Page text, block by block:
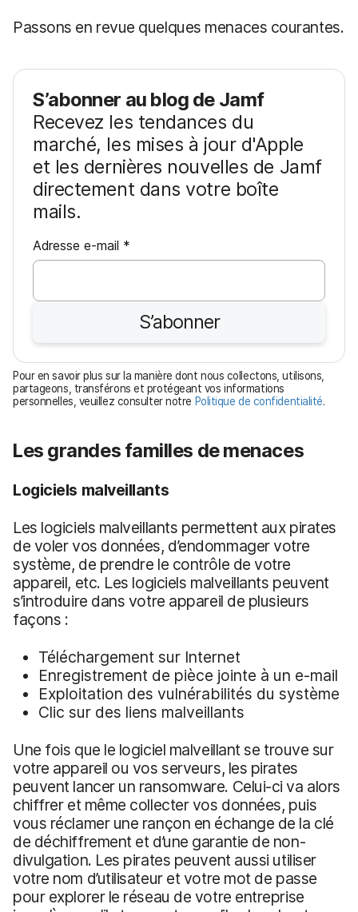
Passons en revue quelques menaces courantes.
S’abonner au blog de Jamf
Recevez les tendances du
marché, les mises à jour d'Apple
et les dernières nouvelles de Jamf
directement dans votre boîte
mails.
Adresse e-mail *O
b
i
a
t
o
i
e
S’abonner
Pour en savoir plus sur la manière dont nous collectons, utilisons,
partageons, transférons et protégeant vos informations
personnelles, veuillez consulter notre Politique de confidentialité.
Les grandes familles de menaces
Logiciels malveillants
Les logiciels malveillants permettent aux pirates
de voler vos données, d’endommager votre
système, de prendre le contrôle de votre
appareil, etc. Les logiciels malveillants peuvent
s’introduire dans votre appareil de plusieurs
façons :
Téléchargement sur Internet
Enregistrement de pièce jointe à un e-mail
Exploitation des vulnérabilités du système
Clic sur des liens malveillants
Une fois que le logiciel malveillant se trouve sur
votre appareil ou vos serveurs, les pirates
peuvent lancer un ransomware. Celui-ci va alors
chiffrer et même collecter vos données, puis
vous réclamer une rançon en échange de la clé
de déchiffrement et d’une garantie de non-
divulgation. Les pirates peuvent aussi utiliser
votre nom d’utilisateur et votre mot de passe
pour explorer le réseau de votre entreprise